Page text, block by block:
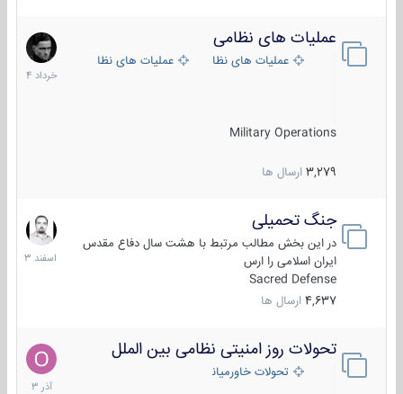
عملیات های نظامی
عملیات های نظامی ایرانعملیات های نظامی خارجی
Military Operations
3,279 ارسال ها
5
خرداد
1404
جنگ تحمیلی
در این بخش مطالب مرتبط با هشت سال دفاع مقدس
ایران اسلامی را ارس
Sacred Defense
4,637 ارسال ها
20
اسفند
1403
تحولات روز امنیتی نظامی بین الملل
تحولات خاورمیانه
21
آذر
1403